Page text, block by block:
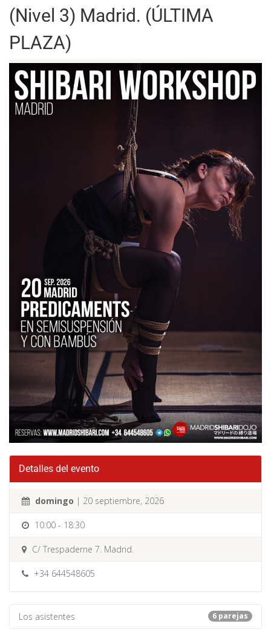
(Nivel 3) Madrid. (ÚLTIMA
PLAZA)
Detalles del evento
domingo | 20 septiembre, 2026
10:00 - 18:30
C/ Trespaderne 7. Madrid.
+34 644548605
6 parejas
Los asistentes